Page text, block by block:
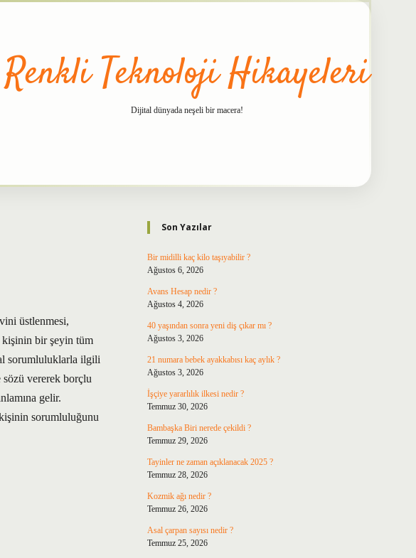
Renkli Teknoloji Hikayeleri
Dijital dünyada neşeli bir macera!
üstlenmesi,
kişinin bir şeyin tüm
sorumluluklarla ilgili
sözü vererek borçlu
gelir.
sorumluluğunu
Sidebar
Son Yazılar
Bir midilli kaç kilo taşıyabilir ?
Ağustos 6, 2026
Avans Hesap nedir ?
Ağustos 4, 2026
40 yaşından sonra yeni diş çıkar mı ?
Ağustos 3, 2026
21 numara bebek ayakkabısı kaç aylık ?
Ağustos 3, 2026
İşçiye yararlılık ilkesi nedir ?
Temmuz 30, 2026
Bambaşka Biri nerede çekildi ?
Temmuz 29, 2026
Tayinler ne zaman açıklanacak 2025 ?
Temmuz 28, 2026
Kozmik ağı nedir ?
Temmuz 26, 2026
Asal çarpan sayısı nedir ?
Temmuz 25, 2026